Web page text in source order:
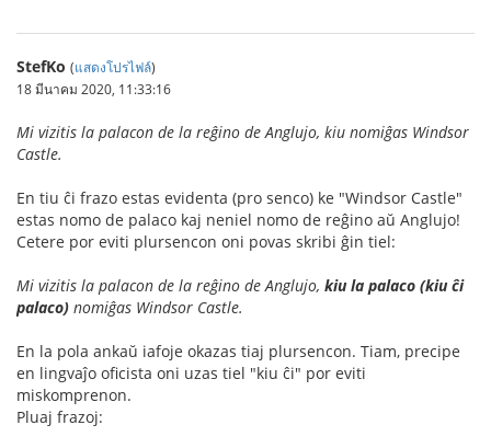
StefKo (แสดงโปรไฟล์)
18 มีนาคม 2020, 11:33:16
Mi vizitis la palacon de la reĝino de Anglujo, kiu nomiĝas Windsor
Castle.
En tiu ĉi frazo estas evidenta (pro senco) ke "Windsor Castle"
estas nomo de palaco kaj neniel nomo de reĝino aŭ Anglujo!
Cetere por eviti plursencon oni povas skribi ĝin tiel:
Mi vizitis la palacon de la reĝino de Anglujo, kiu la palaco (kiu ĉi
palaco) nomiĝas Windsor Castle.
En la pola ankaŭ iafoje okazas tiaj plursencon. Tiam, precipe
en lingvaĵo oficista oni uzas tiel "kiu ĉi" por eviti
miskomprenon.
Pluaj frazoj: